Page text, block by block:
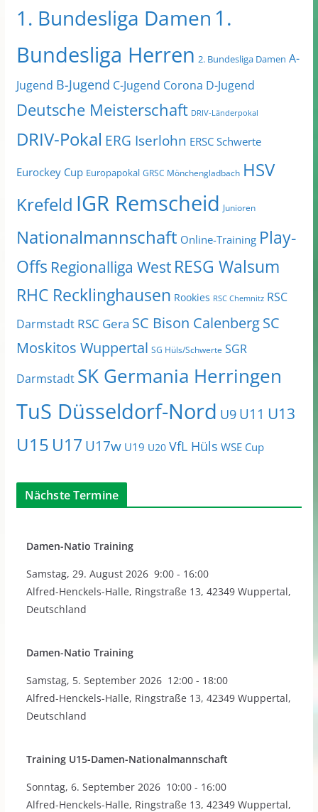
1. Bundesliga Damen 1.
Bundesliga Herren 2. Bundesliga Damen A-
Jugend B-Jugend C-Jugend Corona D-Jugend
Deutsche Meisterschaft DRIV-Länderpokal
DRIV-Pokal ERG Iserlohn ERSC Schwerte
Eurockey Cup Europapokal GRSC Mönchengladbach HSV
Krefeld IGR Remscheid Junioren
Nationalmannschaft Online-Training Play-
Offs Regionalliga West RESG Walsum
RHC Recklinghausen Rookies RSC Chemnitz RSC
Darmstadt RSC Gera SC Bison CalenbergSC
Moskitos Wuppertal SG Hüls/Schwerte SGR
Darmstadt SK Germania Herringen
TuS Düsseldorf-Nord U9 U11 U13
U15 U17 U17w U19 U20 VfL Hüls WSE Cup
Nächste Termine
Damen-Natio Training
Samstag, 29. August 2026 9:00- 16:00
Alfred-Henckels-Halle, Ringstraße 13, 42349 Wuppertal,
Deutschland
Damen-Natio Training
Samstag, 5. September 2026 12:00- 18:00
Alfred-Henckels-Halle, Ringstraße 13, 42349 Wuppertal,
Deutschland
Training U15-Damen-Nationalmannschaft
Sonntag, 6. September 2026 10:00- 16:00
Alfred-Henckels-Halle, Ringstraße 13, 42349 Wuppertal,